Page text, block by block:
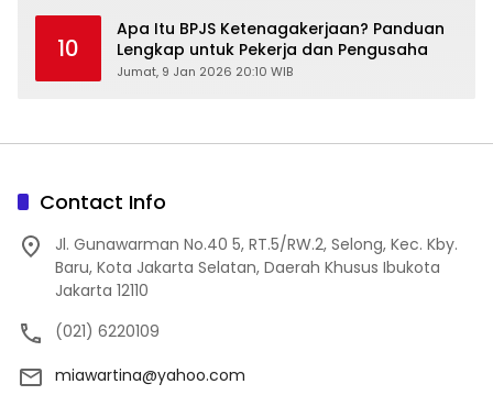
10
Apa Itu BPJS Ketenagakerjaan? Panduan
Lengkap untuk Pekerja dan Pengusaha
Jumat, 9 Jan 2026 20:10 WIB
Contact Info
Jl. Gunawarman No.40 5, RT.5/RW.2, Selong, Kec. Kby.
Baru, Kota Jakarta Selatan, Daerah Khusus Ibukota
Jakarta 12110
(021) 6220109
miawartina@yahoo.com